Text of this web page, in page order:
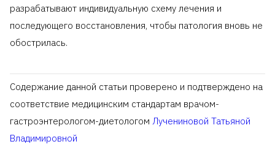
разрабатывают индивидуальную схему лечения и
последующего восстановления, чтобы патология вновь не
обострилась.
Содержание данной статьи проверено и подтверждено на
соответствие медицинским стандартам врачом-
гастроэнтерологом-диетологом Лучениновой Татьяной
Владимировной